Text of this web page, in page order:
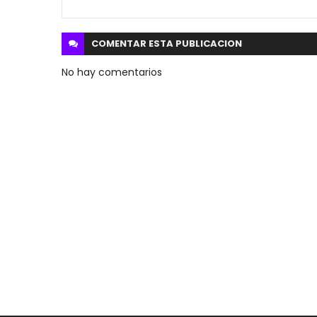
COMENTAR ESTA PUBLICACION
No hay comentarios